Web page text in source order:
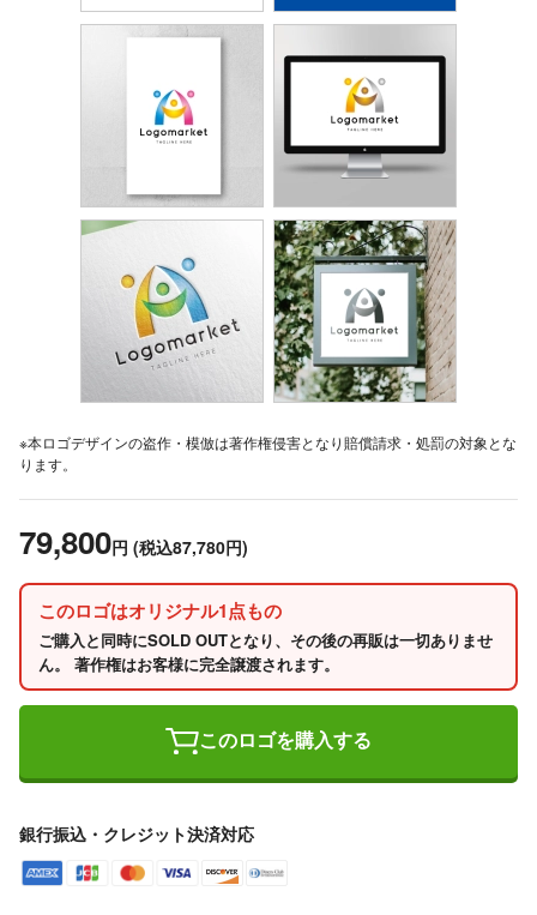
※本ロゴデザインの盗作・模倣は著作権侵害となり賠償請求・処罰の対象とな
ります。
79,800円 (税込87,780円)
このロゴはオリジナル1点もの
ご購入と同時にSOLD OUTとなり、その後の再販は一切ありませ
ん。 著作権はお客様に完全譲渡されます。
このロゴを購入する
銀行振込・クレジット決済対応